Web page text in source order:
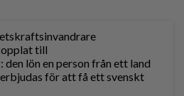
till
lön en person från ett land
för att få ett svenskt